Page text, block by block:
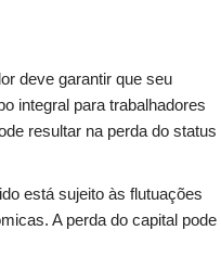
deve garantir que seu
integral para trabalhadores
resultar na perda do status
está sujeito às flutuações
A perda do capital pode